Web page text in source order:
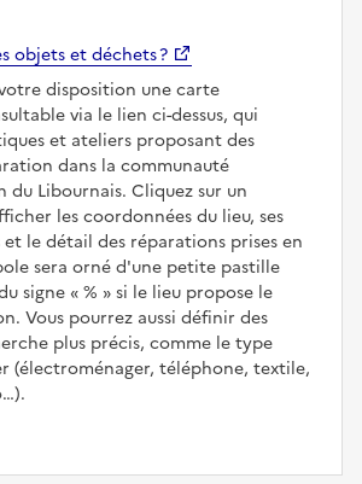
objets et déchets ?
disposition une carte
via le lien ci-dessus, qui
et ateliers proposant des
dans la communauté
Libournais. Cliquez sur un
les coordonnées du lieu, ses
et le détail des réparations prises en
sera orné d'une petite pastille
signe
%
si le lieu propose le
Vous pourrez aussi définir des
plus précis, comme le type
(électroménager, téléphone, textile,